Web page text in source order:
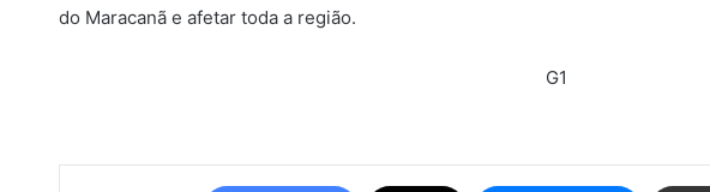
do Maracanã e afetar toda a região.
G1